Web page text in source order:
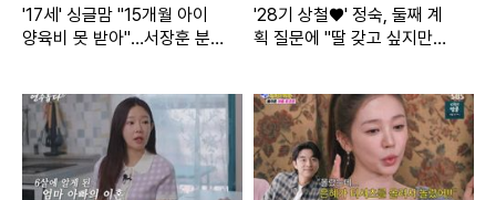
할 정도다. 그래서 기분이 이상하다. 오늘 이렇게 적으로 만날
'17세' 싱글맘 "15개월 아이
양육비 못 받아"…서장훈 분
'28기 상철♥' 정숙, 둘째 계
획 질문에 "딸 갖고 싶지만…